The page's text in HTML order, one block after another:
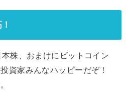
株、おまけにビットコイン
資家みんなハッピーだぞ！